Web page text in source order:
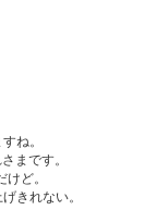
ね。
まです。
ど。
きれない。